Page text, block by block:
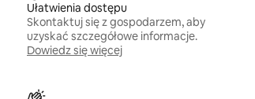
Ułatwienia dostępu
Skontaktuj się z gospodarzem, aby
uzyskać szczegółowe informacje.
Dowiedz się więcej